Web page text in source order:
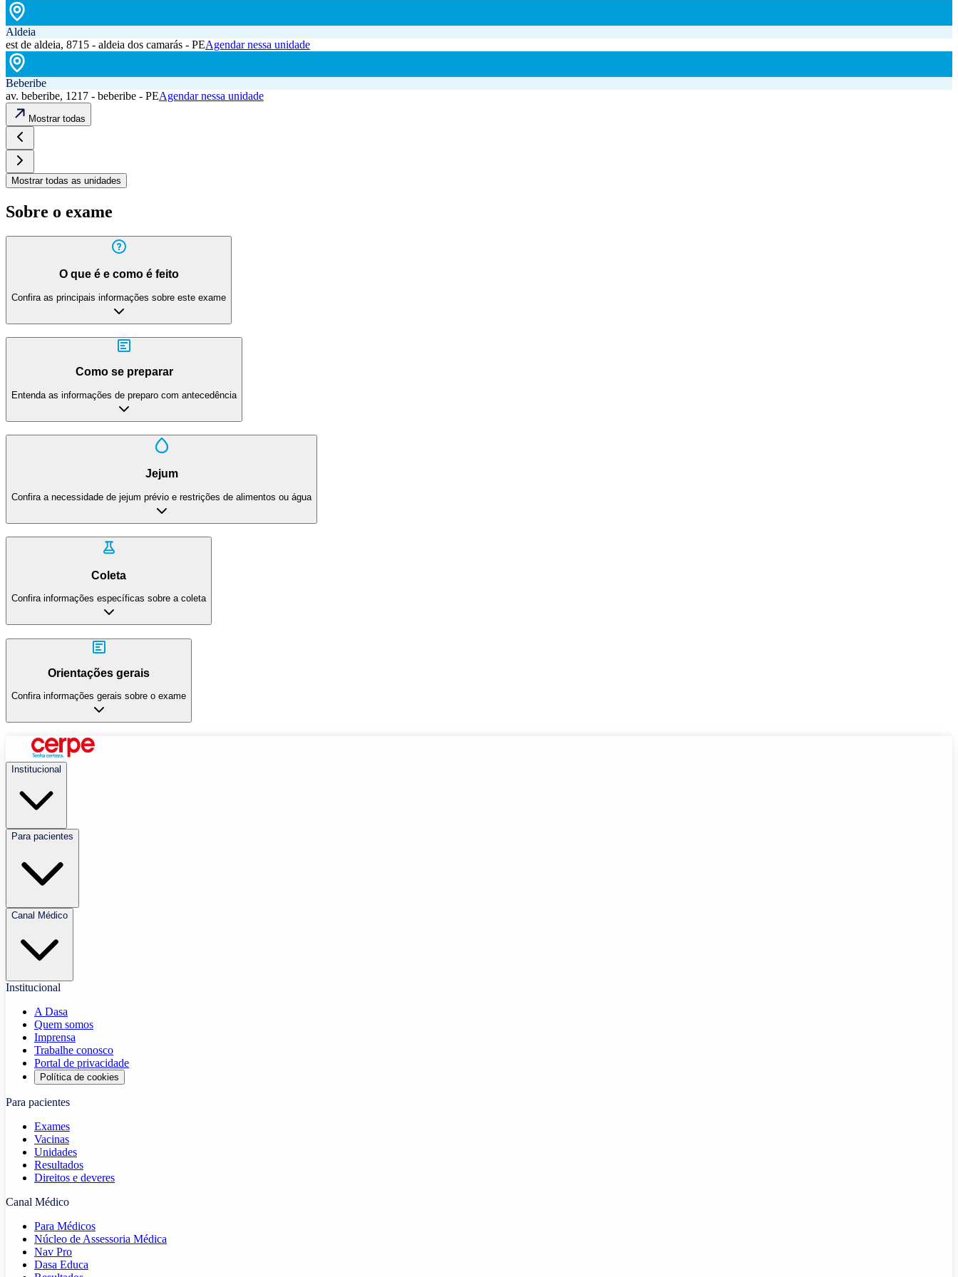
Aldeia
est de aldeia, 8715 - aldeia dos camarás - PEAgendar nessa unidade
Beberibe
av. beberibe, 1217 - beberibe - PEAgendar nessa unidade
Mostrar todas
Mostrar todas as unidades
Sobre o exame
O que é e como é feito
Confira as principais informações sobre este exame
Como se preparar
Entenda as informações de preparo com antecedência
Jejum
Confira a necessidade de jejum prévio e restrições de alimentos ou água
Coleta
Confira informações específicas sobre a coleta
Orientações gerais
Confira informações gerais sobre o exame
Institucional
Para pacientes
Canal Médico
Institucional
A Dasa
Quem somos
Imprensa
Trabalhe conosco
Portal de privacidade
Política de cookies
Para pacientes
Exames
Vacinas
Unidades
Resultados
Direitos e deveres
Canal Médico
Para Médicos
Núcleo de Assessoria Médica
Nav Pro
Dasa Educa